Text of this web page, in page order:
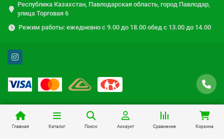
Республика Казахстан, Павлодарская область, город Павлодар,
улица Торговая 6
Режим работы: ежедневно с 9.00 до 18.00 обед с 13.00 до 14.00
Главная Каталог Поиск Аккаунт Сравнение Корзина